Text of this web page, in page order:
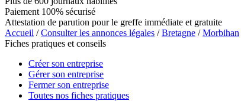
Paiement 100% sécurisé
Attestation de parution pour le greffe immédiate et gratuite
Accueil /Consulter les annonces légales /Bretagne /Morbihan
Fiches pratiques et conseils
Créer son entreprise
Gérer son entreprise
Fermer son entreprise
Toutes nos fiches pratiques